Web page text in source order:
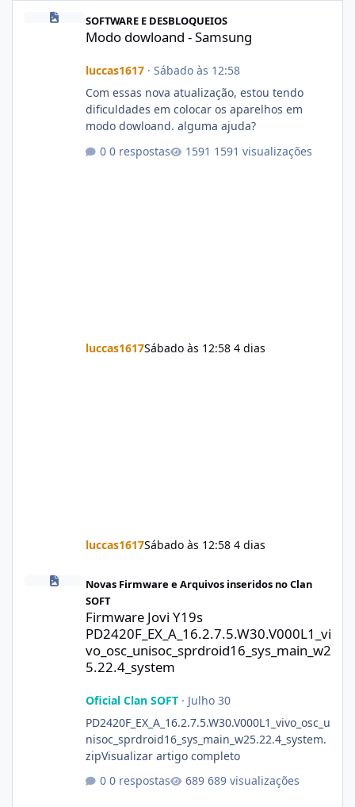
Modo dowloand - Samsung
SOFTWARE E DESBLOQUEIOS
Modo dowloand - Samsung
luccas1617· Sábado às 12:58
Com essas nova atualização, estou tendo
dificuldades em colocar os aparelhos em
modo dowloand. alguma ajuda?
0 respostas
1591 visualizações
luccas1617Sábado às 12:58 4 dias
luccas1617Sábado às 12:58 4 dias
Firmware Jovi Y19s
Novas Firmware e Arquivos inseridos no Clan
SOFT
Firmware Jovi Y19s
PD2420F_EX_A_16.2.7.5.W30.V000L1_vi
vo_osc_unisoc_sprdroid16_sys_main_w2
5.22.4_system
Oficial Clan SOFT· Julho 30
PD2420F_EX_A_16.2.7.5.W30.V000L1_vivo_osc_u
nisoc_sprdroid16_sys_main_w25.22.4_system.
zipVisualizar artigo completo
0 respostas
689 visualizações